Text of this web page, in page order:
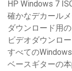
HP Windows 7
確かなデカール
ダウンロード用
ビデオダウンロ
すべての
ベースギターの